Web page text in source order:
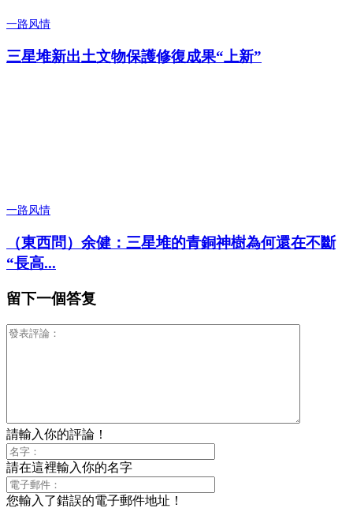
一路风情
三星堆新出土文物保護修復成果“上新”
一路风情
（東西問）余健：三星堆的青銅神樹為何還在不斷
“長高...
留下一個答复
請輸入你的評論！
請在這裡輸入你的名字
您輸入了錯誤的電子郵件地址！